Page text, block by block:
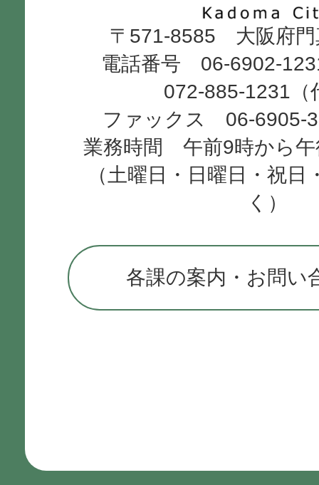
City
〒571-8585 大阪府門
電話番号 06-6902-
072-885-1231（
ファックス 06-6905-
業務時間 午前9時から午
（土曜日・日曜日・祝日
く）
各課の案内・お問い